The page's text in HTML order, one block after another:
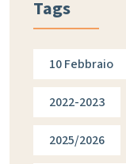
Tags
10 Febbraio
2022-2023
2025/2026